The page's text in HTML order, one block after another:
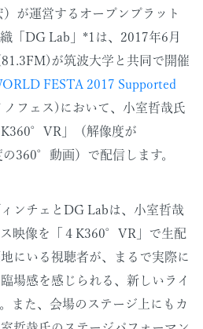
が運営するオープンプラット
「DG Lab」*1は、2017年6月
が筑波大学と共同で開催
FESTA 2017 Supported
ノフェス)において、小室哲哉氏
」（解像度が
360°動画）で配信します。
ンチェとDG Labは、小室哲哉
映像を「４K360°VR」で生配
にいる視聴者が、まるで実際に
場感を感じられる、新しいライ
また、会場のステージ上にもカ